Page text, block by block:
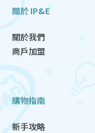
關於 IP&E
關於我們
商戶加盟
購物指南
新手攻略